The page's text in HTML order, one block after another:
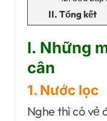
II. Tổng kết
I. Những
cân
1. Nước lọc
Nghe thì có vẻ